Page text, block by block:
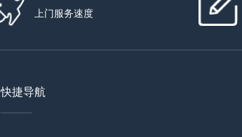
上门服务速度
快捷导航
——